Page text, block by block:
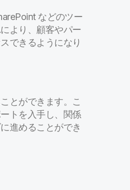
などのツー
より、顧客やパー
できるようになり
とができます。こ
トを入手し、関係
進めることができ